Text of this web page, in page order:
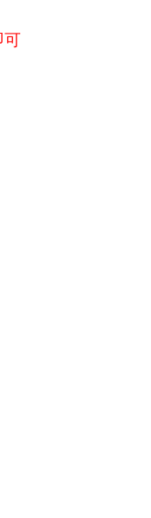
可